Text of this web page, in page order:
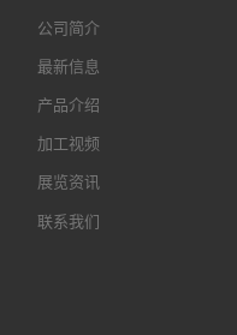
公司简介
最新信息
产品介绍
加工视频
展览资讯
联系我们